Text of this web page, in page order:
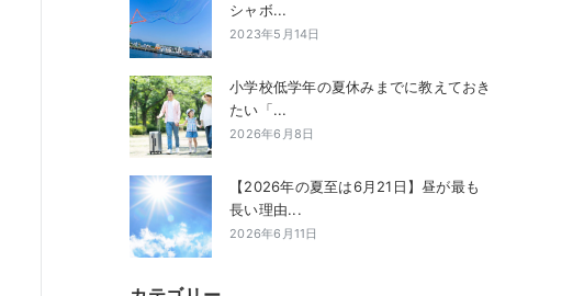
シャボ...
2023年5月14日
小学校低学年の夏休みまでに教えておき
たい「...
2026年6月8日
【2026年の夏至は6月21日】昼が最も
長い理由...
2026年6月11日